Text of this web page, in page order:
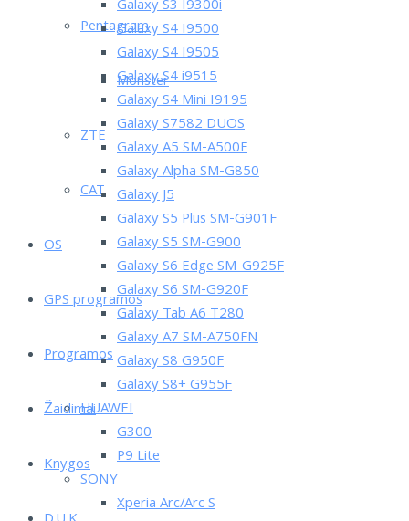
Pentagram
Monster
ZTE
CAT
OS
GPS programos
Programos
Žaidimai
Knygos
Galaxy S3 I9300i
Galaxy S4 I9500
Galaxy S4 I9505
Galaxy S4 i9515
Galaxy S4 Mini I9195
Galaxy S7582 DUOS
Galaxy A5 SM-A500F
Galaxy Alpha SM-G850
Galaxy J5
Galaxy S5 Plus SM-G901F
Galaxy S5 SM-G900
Galaxy S6 Edge SM-G925F
Galaxy S6 SM-G920F
Galaxy Tab A6 T280
Galaxy A7 SM-A750FN
Galaxy S8 G950F
Galaxy S8+ G955F
HUAWEI
G300
P9 Lite
SONY
Xperia Arc/Arc S